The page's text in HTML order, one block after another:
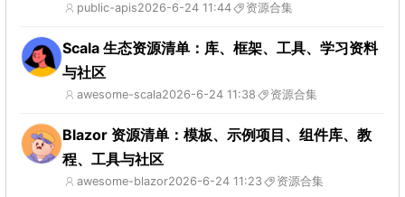
public-apis2026-6-24 11:44 资源合集
Scala 生态资源清单：库、框架、工具、学习资料
与社区
awesome-scala2026-6-24 11:38 资源合集
Blazor 资源清单：模板、示例项目、组件库、教
程、工具与社区
awesome-blazor2026-6-24 11:23 资源合集